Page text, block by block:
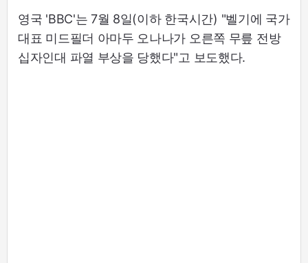
영국 'BBC'는 7월 8일(이하 한국시간) "벨기에 국가
대표 미드필더 아마두 오나나가 오른쪽 무릎 전방
십자인대 파열 부상을 당했다"고 보도했다.